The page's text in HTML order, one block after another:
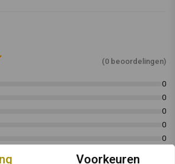
of metaal
voor betere zichtbaarheid
(0 beoordelingen)
0
0
0
0
0
Voorkeuren